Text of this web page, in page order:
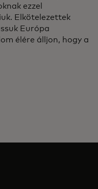
ezzel
Elkötelezettek
Európa
élére álljon, hogy a